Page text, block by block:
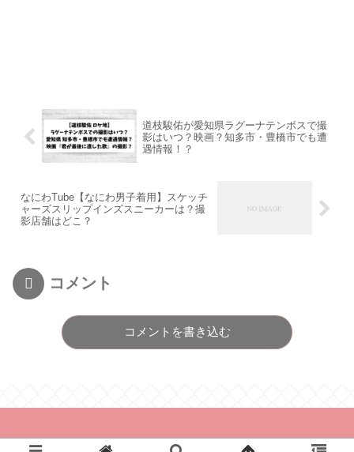
道枝駿佑が愛知県ラグーナテンボスで撮
影はいつ？映画？知多市・豊橋市でも遭
遇情報！？
なにわTube【なにわ男子着用】スケッチ
ャーズスリップインズスニーカーは？撮
影店舗はどこ？
コメント
コメントを書き込む